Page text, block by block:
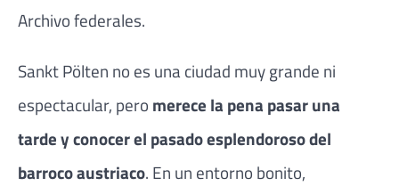
Archivo federales.
Sankt Pölten no es una ciudad muy grande ni
espectacular, pero merece la pena pasar una
tarde y conocer el pasado esplendoroso del
barroco austriaco. En un entorno bonito,